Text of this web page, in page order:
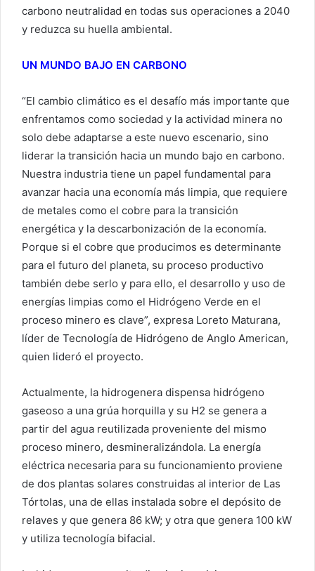
carbono neutralidad en todas sus operaciones a 2040
y reduzca su huella ambiental.
UN MUNDO BAJO EN CARBONO
“El cambio climático es el desafío más importante que
enfrentamos como sociedad y la actividad minera no
solo debe adaptarse a este nuevo escenario, sino
liderar la transición hacia un mundo bajo en carbono.
Nuestra industria tiene un papel fundamental para
avanzar hacia una economía más limpia, que requiere
de metales como el cobre para la transición
energética y la descarbonización de la economía.
Porque si el cobre que producimos es determinante
para el futuro del planeta, su proceso productivo
también debe serlo y para ello, el desarrollo y uso de
energías limpias como el Hidrógeno Verde en el
proceso minero es clave”, expresa Loreto Maturana,
líder de Tecnología de Hidrógeno de Anglo American,
quien lideró el proyecto.
Actualmente, la hidrogenera dispensa hidrógeno
gaseoso a una grúa horquilla y su H2 se genera a
partir del agua reutilizada proveniente del mismo
proceso minero, desmineralizándola. La energía
eléctrica necesaria para su funcionamiento proviene
de dos plantas solares construidas al interior de Las
Tórtolas, una de ellas instalada sobre el depósito de
relaves y que genera 86 kW; y otra que genera 100 kW
y utiliza tecnología bifacial.